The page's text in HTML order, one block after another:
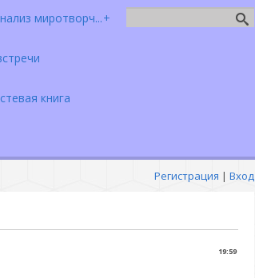
миротворч...
книга
Регистрация | Вход
19:59